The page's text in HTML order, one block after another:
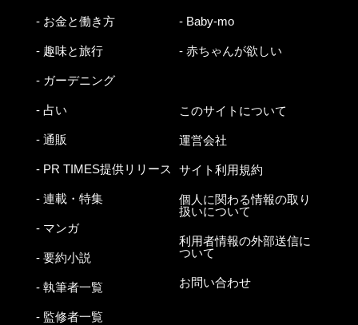
- お金と働き方
- 趣味と旅行
- ガーデニング
- 占い
- 通販
- PR TIMES提供リリース
- 連載・特集
- マンガ
- 要約小説
- 執筆者一覧
- 監修者一覧
- Baby-mo
- 赤ちゃんが欲しい
このサイトについて
運営会社
サイト利用規約
個人に関わる情報の取り
扱いについて
利用者情報の外部送信に
ついて
お問い合わせ